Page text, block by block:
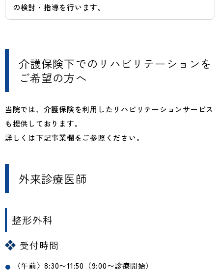
の検討・指導を行います。
介護保険下でのリハビリテーションを
ご希望の方へ
当院では、介護保険を利用したリハビリテーションサービス
も提供しております。
詳しくは下記事業欄をご参照ください。
外来診療医師
整形外科
受付時間
〈午前〉8:30〜11:50（9:00〜診療開始）